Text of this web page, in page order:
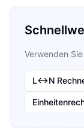
Verwenden
L↔N